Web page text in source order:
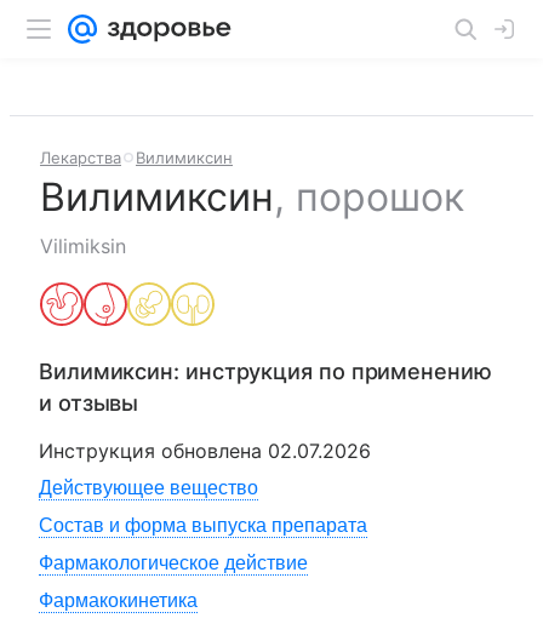
Лекарства Вилимиксин
Вилимиксин, порошок
Vilimiksin
Вилимиксин: инструкция по применению
и отзывы
Инструкция обновлена 02.07.2026
Действующее вещество
Состав и форма выпуска препарата
Фармакологическое действие
Фармакокинетика